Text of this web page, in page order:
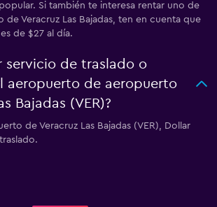
Si también te interesa rentar uno de
de Veracruz Las Bajadas, ten en cuenta que
de $27 al día.
servicio de traslado o
aeropuerto de aeropuerto
Bajadas (VER)?
de Veracruz Las Bajadas (VER), Dollar